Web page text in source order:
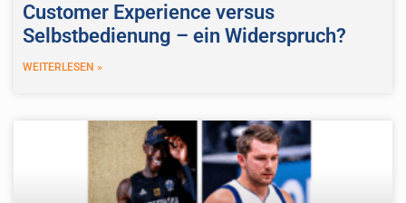
Customer Experience versus
Selbstbedienung – ein Widerspruch?
WEITERLESEN »